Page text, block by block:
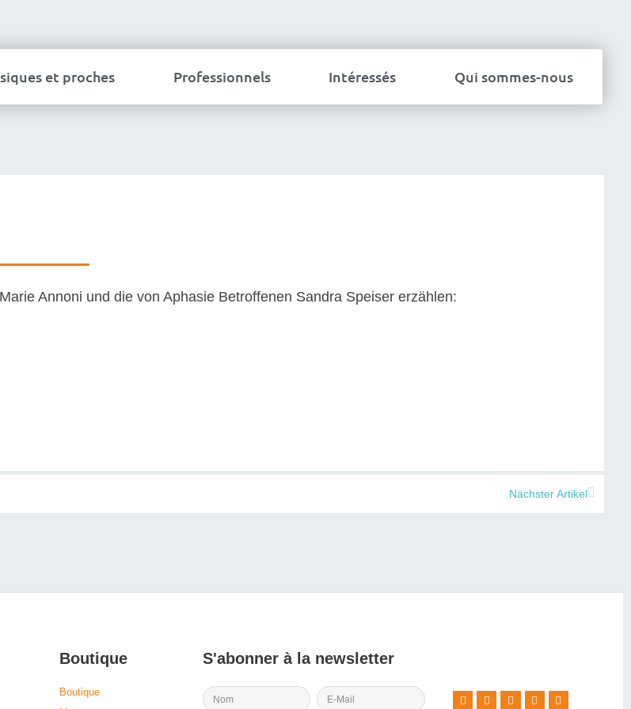
et proches Professionnels Intéressés Qui sommes-nous
Annoni und die von Aphasie Betroffenen Sandra Speiser erzählen:
Nächster Artikel
Boutique
Boutique
S'abonner à la newsletter